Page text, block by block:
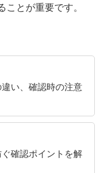
ことが重要です。
い、確認時の注意
確認ポイントを解